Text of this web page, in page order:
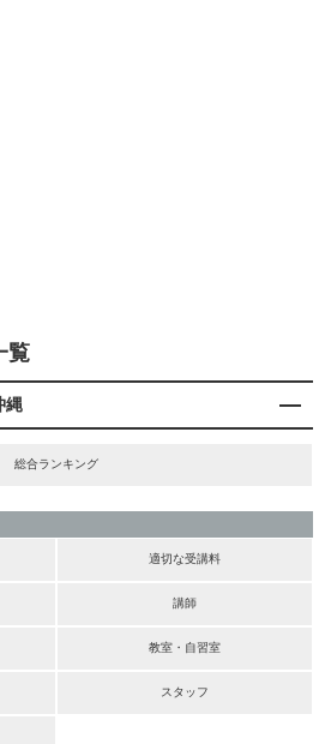
覧
縄
総合ランキング
適切な受講料
講師
教室・自習室
スタッフ